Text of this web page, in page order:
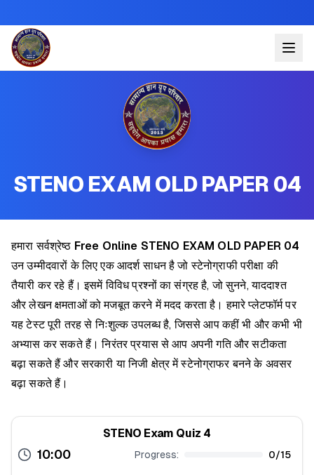
STENO EXAM OLD PAPER 04
हमारा सर्वश्रेष्ठ Free Online STENO EXAM OLD PAPER 04
उन उम्मीदवारों के लिए एक आदर्श साधन है जो स्टेनोग्राफी परीक्षा की
तैयारी कर रहे हैं। इसमें विविध प्रश्नों का संग्रह है, जो सुनने, याददाश्त
और लेखन क्षमताओं को मजबूत करने में मदद करता है। हमारे प्लेटफॉर्म पर
यह टेस्ट पूरी तरह से निःशुल्क उपलब्ध है, जिससे आप कहीं भी और कभी भी
अभ्यास कर सकते हैं। निरंतर प्रयास से आप अपनी गति और सटीकता
बढ़ा सकते हैं और सरकारी या निजी क्षेत्र में स्टेनोग्राफर बनने के अवसर
बढ़ा सकते हैं।
STENO Exam Quiz 4
10:00 Progress: 0/15